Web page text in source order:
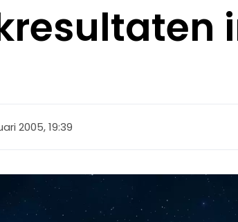
2005, 19:39